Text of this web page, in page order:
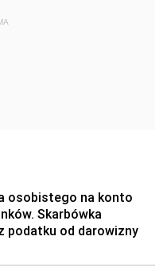
osobistego na konto
Skarbówka
podatku od darowizny